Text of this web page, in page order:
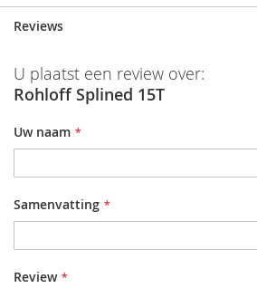
Reviews
U plaatst een review over:
Rohloff Splined 15T
Uw naam
Samenvatting
Review